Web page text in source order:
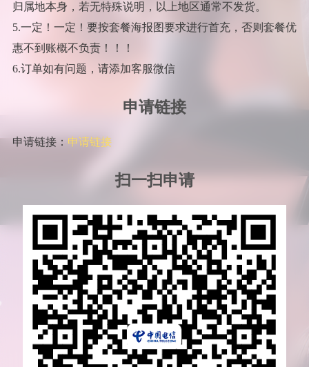
归属地本身，若无特殊说明，以上地区通常不发货。
5.一定！一定！要按套餐海报图要求进行首充，否则套餐优
惠不到账概不负责！！！
6.订单如有问题，请添加客服微信
申请链接
申请链接： 申请链接
扫一扫申请